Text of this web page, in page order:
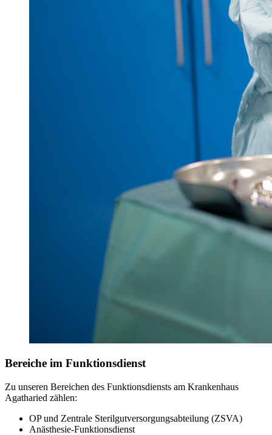
Bereiche im Funktionsdienst
Zu unseren Bereichen des Funktionsdiensts am Krankenhaus
Agatharied zählen:
OP und Zentrale Sterilgutversorgungsabteilung (ZSVA)
Anästhesie-Funktionsdienst